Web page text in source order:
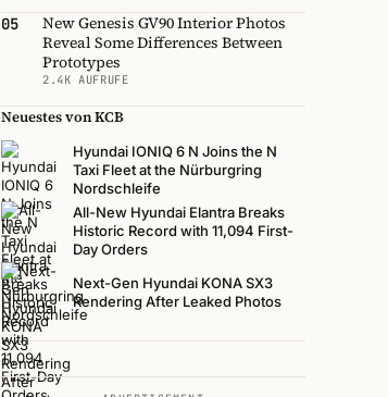
05
New Genesis GV90 Interior Photos
Reveal Some Differences Between
Prototypes
2.4K AUFRUFE
Neuestes von KCB
Hyundai IONIQ 6 N Joins the N
Taxi Fleet at the Nürburgring
Nordschleife
All-New Hyundai Elantra Breaks
Historic Record with 11,094 First-
Day Orders
Next-Gen Hyundai KONA SX3
Rendering After Leaked Photos